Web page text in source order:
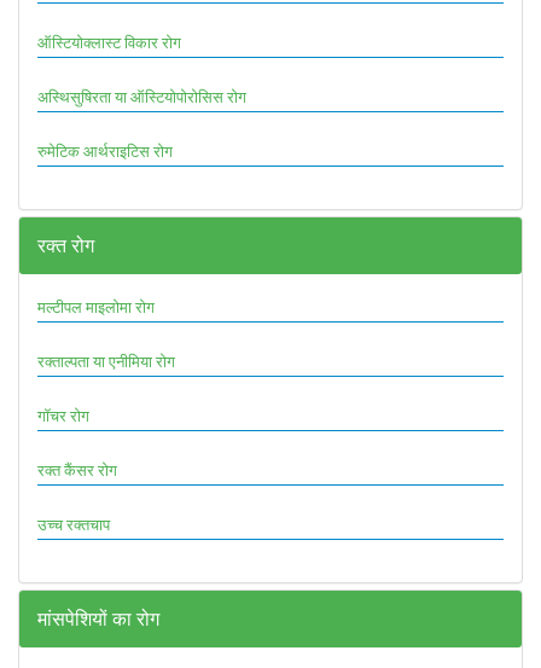
ऑस्टियोक्लास्ट विकार रोग
अस्थिसुषिरता या ऑस्टियोपोरोसिस रोग
रुमेटिक आर्थराइटिस रोग
रक्त रोग
मल्टीपल माइलोमा रोग
रक्ताल्पता या एनीमिया रोग
गॉचर रोग
रक्त कैंसर रोग
उच्च रक्तचाप
मांसपेशियों का रोग